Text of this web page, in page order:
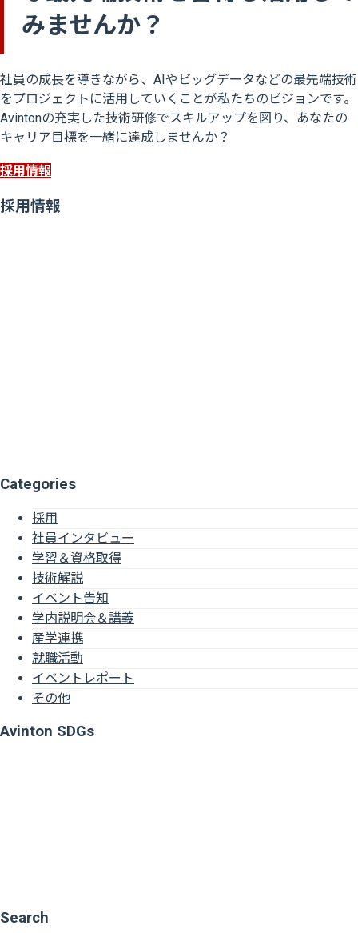
みませんか？
社員の成長を導きながら、AIやビッグデータなどの最先端技術
をプロジェクトに活用していくことが私たちのビジョンです。
Avintonの充実した技術研修でスキルアップを図り、あなたの
キャリア目標を一緒に達成しませんか？
採用情報
採用情報
Categories
採用
社員インタビュー
学習＆資格取得
技術解説
イベント告知
学内説明会＆講義
産学連携
就職活動
イベントレポート
その他
Avinton SDGs
Search